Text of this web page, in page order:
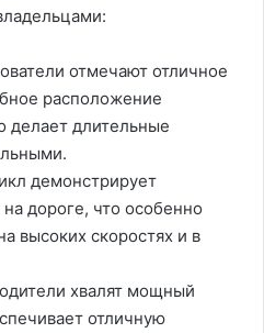
отмечают отличное
расположение
делает длительные
демонстрирует
дороге, что особенно
высоких скоростях и в
хвалят мощный
отличную